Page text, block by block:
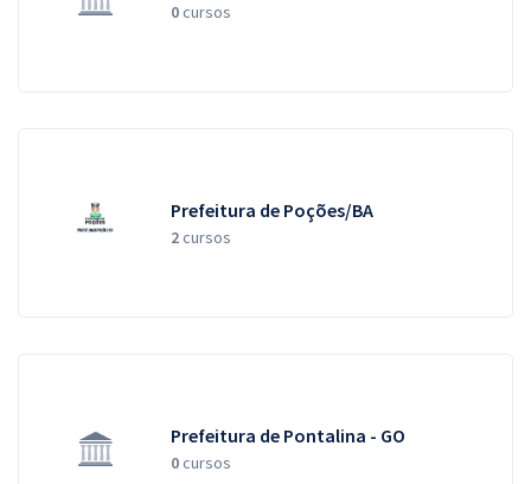
0cursos
Prefeitura de Poções/BA
2cursos
Prefeitura de Pontalina - GO
0cursos